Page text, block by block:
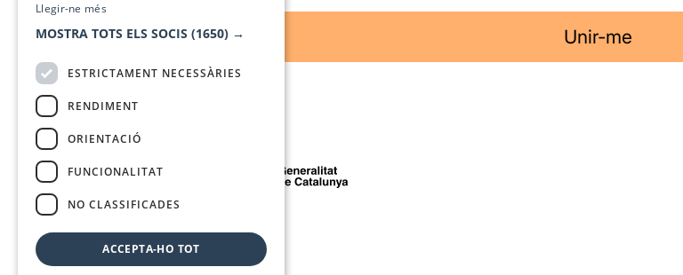
Unir-me
Amb el suport de
Llegir-ne més
MOSTRA TOTS ELS SOCIS (1650) →
ESTRICTAMENT NECESSÀRIES
RENDIMENT
ORIENTACIÓ
FUNCIONALITAT
NO CLASSIFICADES
ACCEPTA-HO TOT